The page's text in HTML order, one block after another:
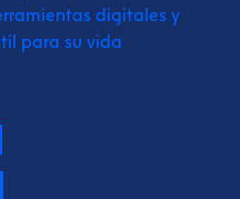
digitales y
para su vida